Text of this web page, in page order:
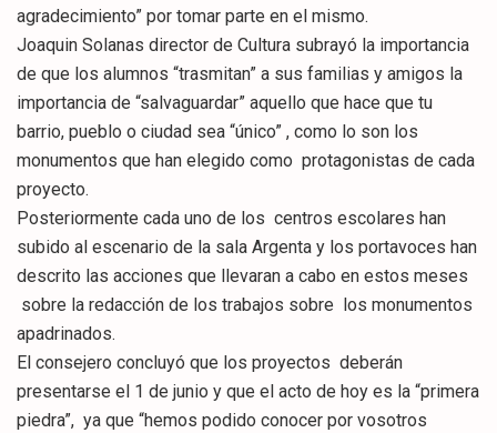
agradecimiento” por tomar parte en el mismo.
Joaquin Solanas director de Cultura subrayó la importancia
de que los alumnos “trasmitan” a sus familias y amigos la
importancia de “salvaguardar” aquello que hace que tu
barrio, pueblo o ciudad sea “único” , como lo son los
monumentos que han elegido como protagonistas de cada
proyecto.
Posteriormente cada uno de los centros escolares han
subido al escenario de la sala Argenta y los portavoces han
descrito las acciones que llevaran a cabo en estos meses
sobre la redacción de los trabajos sobre los monumentos
apadrinados.
El consejero concluyó que los proyectos deberán
presentarse el 1 de junio y que el acto de hoy es la “primera
piedra”, ya que “hemos podido conocer por vosotros